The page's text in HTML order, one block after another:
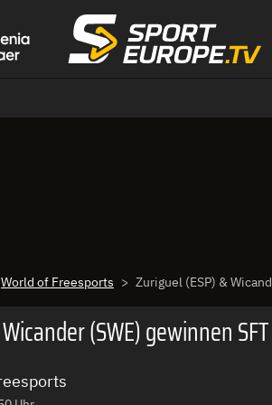
World of Freesports Zuriguel (ESP) &
(SWE) gewinnen